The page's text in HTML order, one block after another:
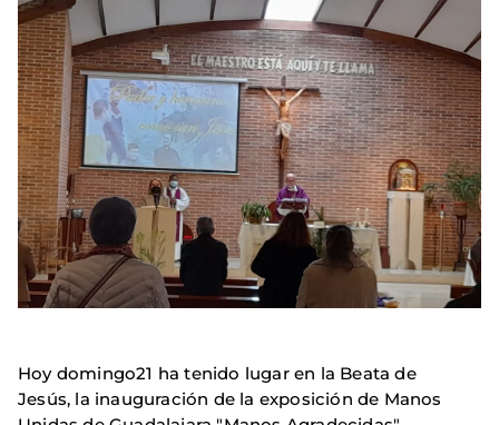
Hoy domingo21 ha tenido lugar en la Beata de
Jesús, la inauguración de la exposición de Manos